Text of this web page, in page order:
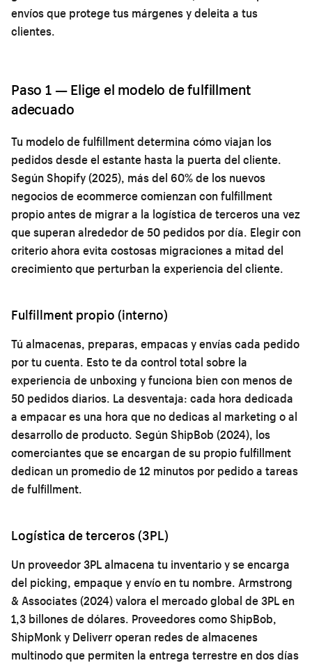
envíos que protege tus márgenes y deleita a tus
clientes.
Paso 1 — Elige el modelo de fulfillment
adecuado
Tu modelo de fulfillment determina cómo viajan los
pedidos desde el estante hasta la puerta del cliente.
Según Shopify (2025), más del 60% de los nuevos
negocios de ecommerce comienzan con fulfillment
propio antes de migrar a la logística de terceros una vez
que superan alrededor de 50 pedidos por día. Elegir con
criterio ahora evita costosas migraciones a mitad del
crecimiento que perturban la experiencia del cliente.
Fulfillment propio (interno)
Tú almacenas, preparas, empacas y envías cada pedido
por tu cuenta. Esto te da control total sobre la
experiencia de unboxing y funciona bien con menos de
50 pedidos diarios. La desventaja: cada hora dedicada
a empacar es una hora que no dedicas al marketing o al
desarrollo de producto. Según ShipBob (2024), los
comerciantes que se encargan de su propio fulfillment
dedican un promedio de 12 minutos por pedido a tareas
de fulfillment.
Logística de terceros (3PL)
Un proveedor 3PL almacena tu inventario y se encarga
del picking, empaque y envío en tu nombre. Armstrong
& Associates (2024) valora el mercado global de 3PL en
1,3 billones de dólares. Proveedores como ShipBob,
ShipMonk y Deliverr operan redes de almacenes
multinodo que permiten la entrega terrestre en dos días